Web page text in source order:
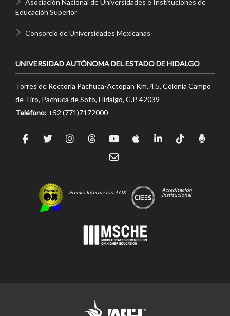
Asociación Nacional de Universidades e Instituciones de
Educación Superior
Consorcio de Universidades Mexicanas
UNIVERSIDAD AUTÓNOMA DEL ESTADO DE HIDALGO
Torres de Rectoría Pachuca-Actopan Km. 4.5, Colonia Campo
de Tiro, Pachuca de Soto, Hidalgo, C.P. 42039
Teléfono: +52 (771)7172000
Premio Internacional OX
Acreditación
Institucional